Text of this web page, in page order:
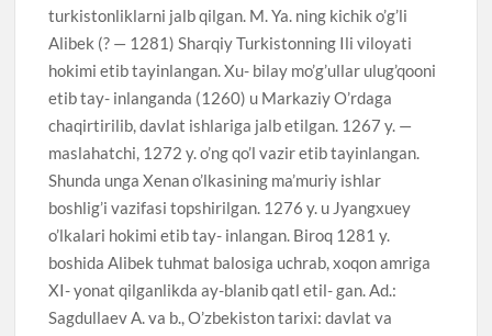
turkistonliklarni jalb qilgan. M. Ya. ning kichik o’g’li
Alibek (? — 1281) Sharqiy Turkistonning Ili viloyati
hokimi etib tayinlangan. Xu- bilay mo’g’ullar ulug’qooni
etib tay- inlanganda (1260) u Markaziy O’rdaga
chaqirtirilib, davlat ishlariga jalb etilgan. 1267 y. —
maslahatchi, 1272 y. o’ng qo’l vazir etib tayinlangan.
Shunda unga Xenan o’lkasining ma’muriy ishlar
boshlig’i vazifasi topshirilgan. 1276 y. u Jyangxuey
o’lkalari hokimi etib tay- inlangan. Biroq 1281 y.
boshida Alibek tuhmat balosiga uchrab, xoqon amriga
XI- yonat qilganlikda ay-blanib qatl etil- gan. Ad.:
Sagdullaev A. va b., O’zbekiston tarixi: davlat va